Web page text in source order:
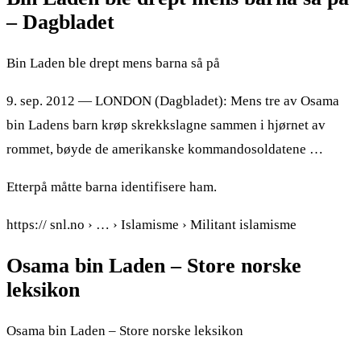
– Dagbladet
Bin Laden ble drept mens barna så på
9. sep. 2012 — LONDON (Dagbladet): Mens tre av Osama
bin Ladens barn krøp skrekkslagne sammen i hjørnet av
rommet, bøyde de amerikanske kommandosoldatene …
Etterpå måtte barna identifisere ham.
https:// snl.no › … › Islamisme › Militant islamisme
Osama bin Laden – Store norske
leksikon
Osama bin Laden – Store norske leksikon